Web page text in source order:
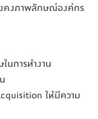
คงภาพลักษณ์องค์กร
นการทำงาน
ให้มีความ